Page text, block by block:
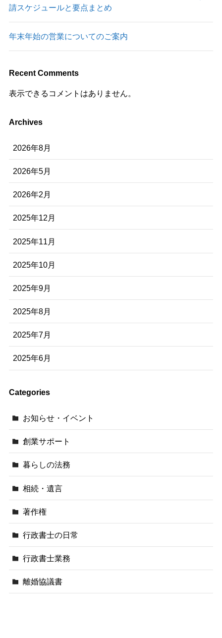
請スケジュールと要点まとめ
年末年始の営業についてのご案内
Recent Comments
表示できるコメントはありません。
Archives
2026年8月
2026年5月
2026年2月
2025年12月
2025年11月
2025年10月
2025年9月
2025年8月
2025年7月
2025年6月
Categories
お知らせ・イベント
創業サポート
暮らしの法務
相続・遺言
著作権
行政書士の日常
行政書士業務
離婚協議書